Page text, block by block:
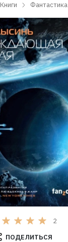
Книги Фантастика
2
ПОДЕЛИТЬСЯ